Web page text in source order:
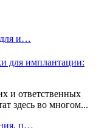
для и…
и ответственных
здесь во многом...
п…